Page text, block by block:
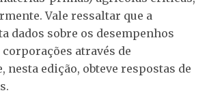
Vale ressaltar que a
dados sobre os desempenhos
através de
nesta edição, obteve respostas de